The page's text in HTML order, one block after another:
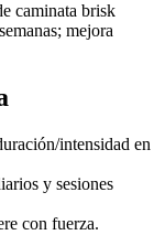
caminata brisk
mejora
intensidad en
y sesiones
con fuerza.